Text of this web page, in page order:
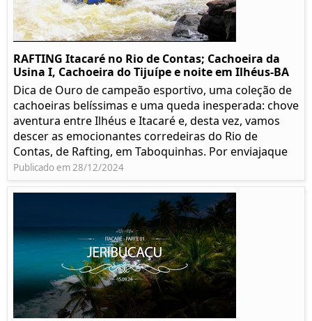
RAFTING Itacaré no Rio de Contas; Cachoeira da
Usina I, Cachoeira do Tijuípe e noite em Ilhéus-BA
Dica de Ouro de campeão esportivo, uma coleção de
cachoeiras belíssimas e uma queda inesperada: chove
aventura entre Ilhéus e Itacaré e, desta vez, vamos
descer as emocionantes corredeiras do Rio de
Contas, de Rafting, em Taboquinhas. Por enviajaque
Publicado em 28/12/2024